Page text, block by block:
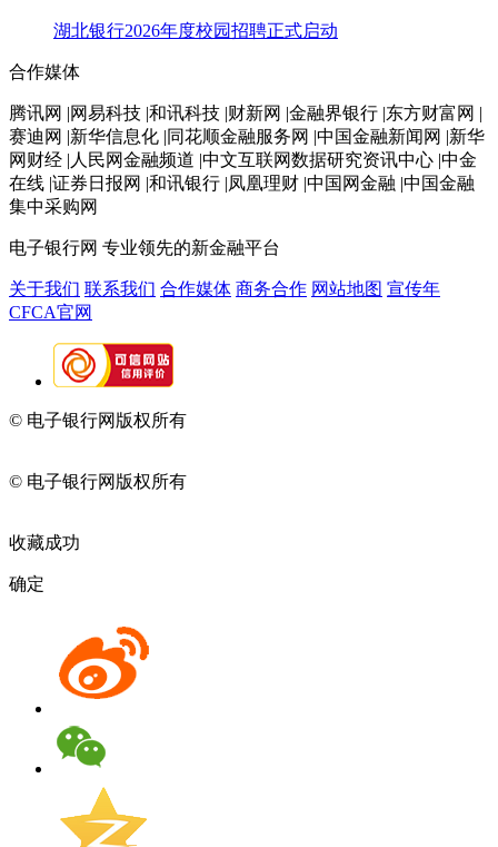
湖北银行2026年度校园招聘正式启动
合作媒体
腾讯网 |网易科技 |和讯科技 |财新网 |金融界银行 |东方财富网 |
赛迪网 |新华信息化 |同花顺金融服务网 |中国金融新闻网 |新华
网财经 |人民网金融频道 |中文互联网数据研究资讯中心 |中金
在线 |证券日报网 |和讯银行 |凤凰理财 |中国网金融 |中国金融
集中采购网
电子银行网 专业领先的新金融平台
关于我们 联系我们 合作媒体 商务合作 网站地图 宣传年
CFCA官网
© 电子银行网版权所有
© 电子银行网版权所有
收藏成功
确定